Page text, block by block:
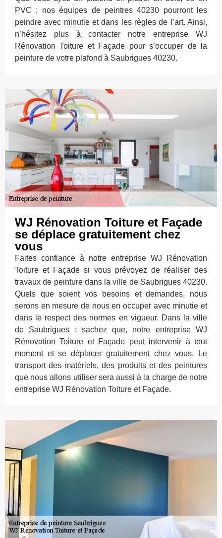
PVC ; nos équipes de peintres 40230 pourront les
peindre avec minutie et dans les règles de l’art. Ainsi,
n’hésitez plus à contacter notre entreprise WJ
Rénovation Toiture et Façade pour s’occuper de la
peinture de votre plafond à Saubrigues 40230.
WJ Rénovation Toiture et Façade
se déplace gratuitement chez
vous
Faites confiance à notre entreprise WJ Rénovation
Toiture et Façade si vous prévoyez de réaliser des
travaux de peinture dans la ville de Saubrigues 40230.
Quels que soient vos besoins et demandes, nous
serons en mesure de nous en occuper avec minutie et
dans le respect des normes en vigueur. Dans la ville
de Saubrigues ; sachez que, notre entreprise WJ
Rénovation Toiture et Façade peut intervenir à tout
moment et se déplacer gratuitement chez vous. Le
transport des matériels, des produits et des peintures
que nous allons utiliser sera aussi à la charge de notre
entreprise WJ Rénovation Toiture et Façade.